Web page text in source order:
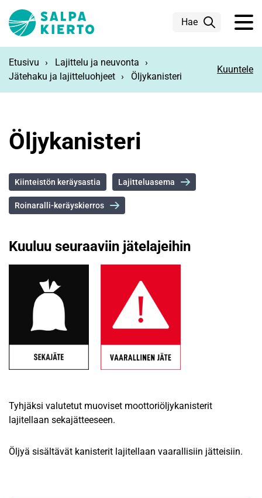
Hae
Etusivu
Lajittelu ja neuvonta
Jätehaku ja lajitteluohjeet
Öljykanisteri
Kuuntele
Öljykanisteri
Kiinteistön keräysastia Lajitteluasema
Roinaralli-keräyskierros
Kuuluu seuraaviin jätelajeihin
Tyhjäksi valutetut muoviset moottoriöljykanisterit
lajitellaan sekajätteeseen.
Öljyä sisältävät kanisterit lajitellaan vaarallisiin jätteisiin.